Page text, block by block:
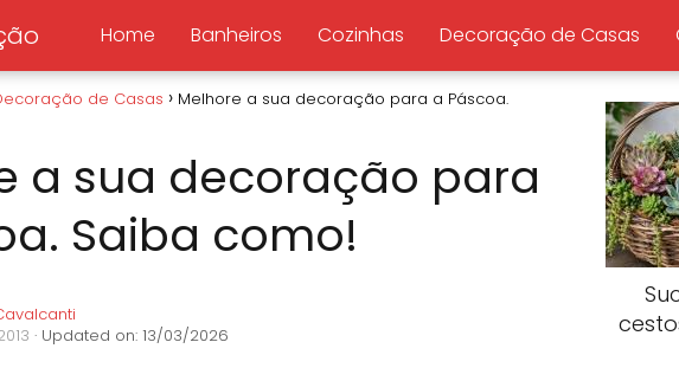
Home Banheiros Cozinhas Decoração de Casas
de Casas
Melhore a sua decoração para a Páscoa.
a sua decoração para
Saiba como!
· Updated on: 13/03/2026